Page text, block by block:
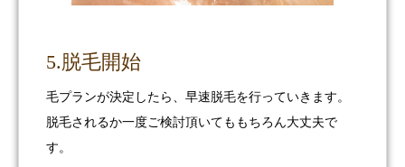
5.脱毛開始
毛プランが決定したら、早速脱毛を行っていきます。
脱毛されるか一度ご検討頂いてももちろん大丈夫で
す。